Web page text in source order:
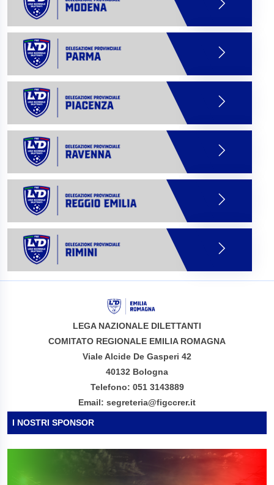
LEGA NAZIONALE DILETTANTI
COMITATO REGIONALE EMILIA ROMAGNA
Viale Alcide De Gasperi 42
40132 Bologna
Telefono: 051 3143889
Email: segreteria@figccrer.it
I NOSTRI SPONSOR